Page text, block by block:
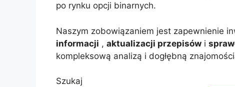
po rynku opcji binarnych.
Naszym zobowiązaniem jest zapewnienie
informacji , aktualizacji przepisów i
kompleksową analizą i dogłębną
Szukaj